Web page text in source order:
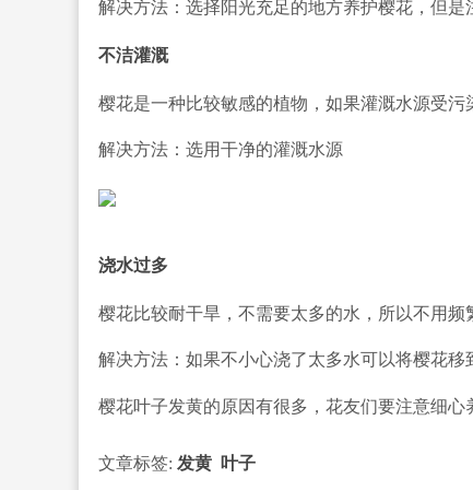
解决方法：选择阳光充足的地方养护樱花，但是
不洁灌溉
樱花是一种比较敏感的植物，如果灌溉水源受污
解决方法：选用干净的灌溉水源
浇水过多
樱花比较耐干旱，不需要太多的水，所以不用频
解决方法：如果不小心浇了太多水可以将樱花
樱花叶子发黄的原因有很多，花友们要注意细心
文章标签: 发黄 叶子